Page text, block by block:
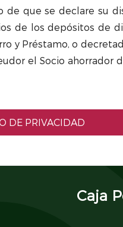
de que se declare su
de los depósitos de
y Préstamo, o
el Socio
DE PRIVACIDAD
Caja